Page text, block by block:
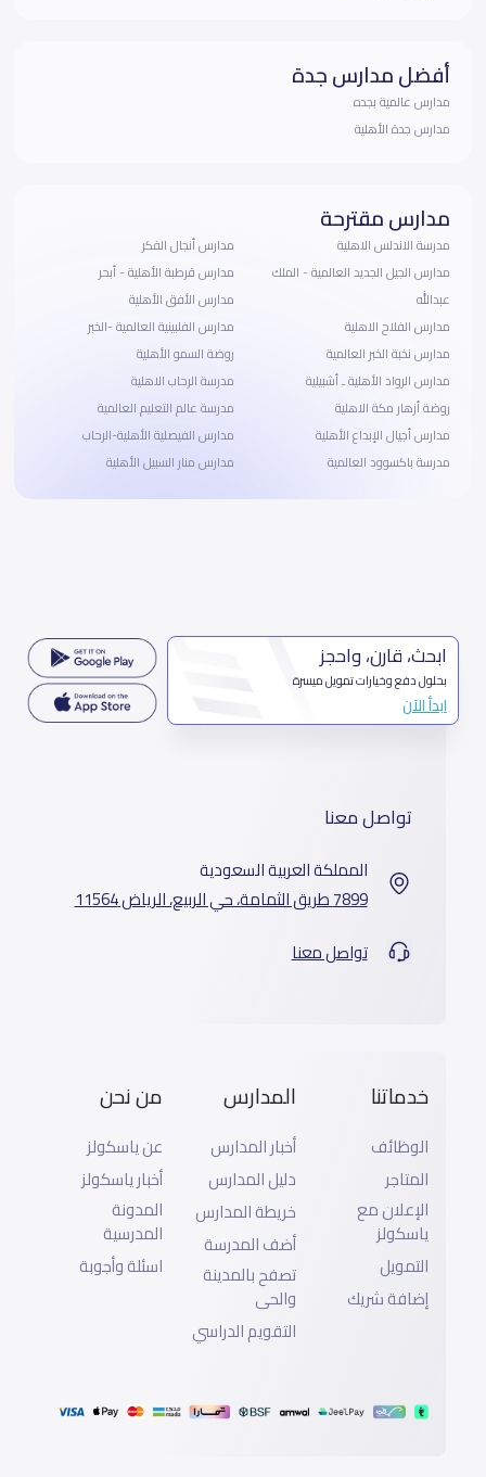
أفضل مدارس جدة
مدارس عالمية بجده
مدارس جدة الأهلية
مدارس مقترحة
مدرسة الاندلس الاهلية
مدارس الجيل الجديد العالمية - الملك
عبدالله
مدارس الفلاح الاهلية
مدارس نخبة الخبر العالمية
مدارس الرواد الأهلية ـ أشبيلية
روضة أزهار مكة الاهلية
مدارس أجيال الإبداع الأهلية
مدرسة باكسوود العالمية
مدارس أنجال الفكر
مدارس قرطبة الأهلية - أبحر
مدارس الأفق الأهلية
مدارس الفلبينية العالمية -الخبر
روضة السمو الأهلية
مدرسة الرحاب الاهلية
مدرسة عالم التعليم العالمية
مدارس الفيصلية الأهلية-الرحاب
مدارس منار السبيل الأهلية
ابحث، قارن، واحجز
بحلول دفع وخيارات تمويل ميسرة
ابدأ الآن
تواصل معنا
المملكة العربية السعودية
7899 طريق الثمامة، حي الربيع، الرياض 11564
تواصل معنا
خدماتنا
الوظائف
المتاجر
الإعلان مع
ياسكولز
التمويل
إضافة شريك
المدارس
أخبار المدارس
دليل المدارس
خريطة المدارس
أضف المدرسة
تصفح بالمدينة
والحى
التقويم الدراسي
من نحن
عن ياسكولز
أخبار ياسكولز
المدونة
المدرسية
اسئلة وأجوبة